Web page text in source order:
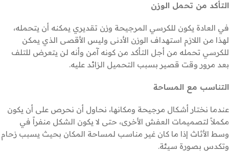
التأكد من تحمل الوزن
في العادة يكون للكرسي المرجيحة وزن تقديري يمكنه أن يتحمله،
لهذا من اللازم استهداف الوزن الأدنى وليس الأقصى الذي يمكن
للكرسي تحمله من أجل التأكد من كونه آمن وأنه لن يتعرض للتلف
بعد مرور وقت قصير بسبب التحميل الزائد عليه.
التناسب مع المساحة
عندما نختار أشكال مرجيحة ومكانها، نحاول أن نحرص على أن يكون
مكملاً لتصميمات العفش الأخرى، حتى لا يكون الشكل منفراً في
وسط الأثاث إذا ما كان غير مناسب لمساحة المكان بحيث يسبب زحام
وتكدس بصورة سيئة.